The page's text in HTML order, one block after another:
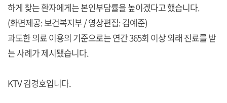
하게 찾는 환자에게는 본인부담률을 높이겠다고 했습니다.
(화면제공: 보건복지부 / 영상편집: 김예준)
과도한 의료 이용의 기준으로는 연간 365회 이상 외래 진료를 받
는 사례가 제시됐습니다.
KTV 김경호입니다.